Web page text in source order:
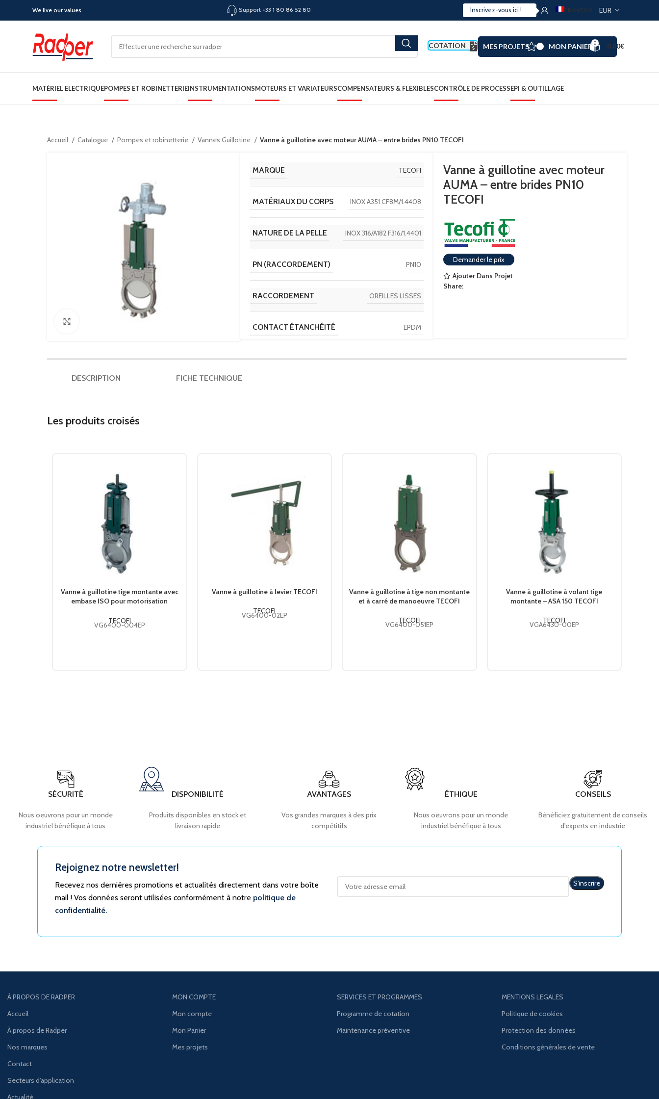
We live our values Support +33 1 80 86 52 80 FRANÇAIS
COTATION MES PROJETS MON PANIER 0 0.00€
MATÉRIEL ELECTRIQUEPOMPES ET ROBINETTERIEINSTRUMENTATIONSMOTEURS ET VARIATEURSCOMPENSATEURS & FLEXIBLESCONTRÔLE DE PROCESSEPI & OUTILLAGE
Accueil Catalogue Pompes et robinetterie Vannes Guillotine Vanne à guillotine avec moteur AUMA – entre brides PN10 TECOFI
MARQUE TECOFI
MATÉRIAUX DU CORPS INOX A351 CF8M/1.4408
NATURE DE LA PELLE INOX 316/A182 F316/1.4401
PN (RACCORDEMENT) PN10
RACCORDEMENT OREILLES LISSES
CONTACT ÉTANCHÉITÉ EPDM
ACTIONNEUR MOTEUR AUMA TRIPHASE
Vanne à guillotine avec moteur
AUMA – entre brides PN10
TECOFI
Demander le prix
Ajouter Dans Projet
Share:
DESCRIPTION FICHE TECHNIQUE
Les produits croisés
Vanne à guillotine tige montante avec
embase ISO pour motorisation
TECOFI
VG6400-004EP
Vanne à guillotine à levier TECOFI
TECOFI
VG6400-02EP
Vanne à guillotine à tige non montante
et à carré de manoeuvre TECOFI
TECOFI
VG6400-051EP
Vanne à guillotine à volant tige
montante – ASA 150 TECOFI
TECOFI
VGA6430-00EP
SÉCURITÉ
Nous oeuvrons pour un monde
industriel bénéfique à tous
DISPONIBILITÉ
Produits disponibles en stock et
livraison rapide
AVANTAGES
Vos grandes marques à des prix
compétitifs
ÉTHIQUE
Nous oeuvrons pour un monde
industriel bénéfique à tous
CONSEILS
Bénéficiez gratuitement de conseils
d'experts en industrie
Rejoignez notre newsletter!
Recevez nos dernières promotions et actualités directement dans votre boîte
mail ! Vos données seront utilisées conformément à notre politique de
confidentialité.
À PROPOS DE RADPER
Accueil
À propos de Radper
Nos marques
Contact
Secteurs d'application
Actualité
MON COMPTE
Mon compte
Mon Panier
Mes projets
SERVICES ET PROGRAMMES
Programme de cotation
Maintenance préventive
MENTIONS LEGALES
Politique de cookies
Protection des données
Conditions générales de vente